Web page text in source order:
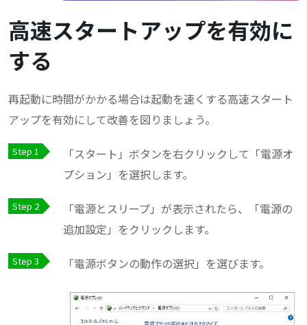
高速スタートアップを有効に
する
再起動に時間がかかる場合は起動を速くする高速スタート
アップを有効にして改善を図りましょう。
「スタート」ボタンを右クリックして「電源オ
プション」を選択します。
「電源とスリープ」が表示されたら、「電源の
追加設定」をクリックします。
「電源ボタンの動作の選択」を選びます。